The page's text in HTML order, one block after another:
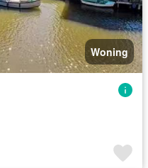
Woning